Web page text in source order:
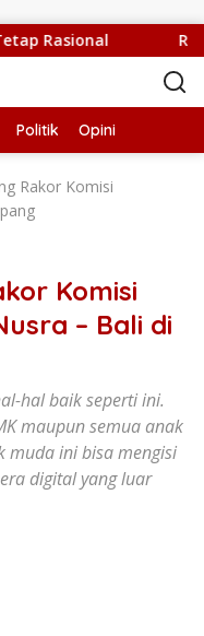
Rasional
Politik Opini
Rakor Komisi
Komisi
– Bali di
hal baik seperti ini.
maupun semua anak
muda ini bisa mengisi
digital yang luar